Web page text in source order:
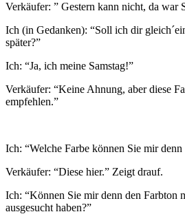
Verkäufer: ” Gestern kann nicht, da war
Ich (in Gedanken): “Soll ich dir
später?”
Ich: “Ja, ich meine Samstag!”
Verkäufer: “Keine Ahnung, aber diese
empfehlen.”
Ich: “Welche Farbe können Sie mir denn
Verkäufer: “Diese hier.” Zeigt drauf.
Ich: “Können Sie mir denn den Farbton
ausgesucht haben?”